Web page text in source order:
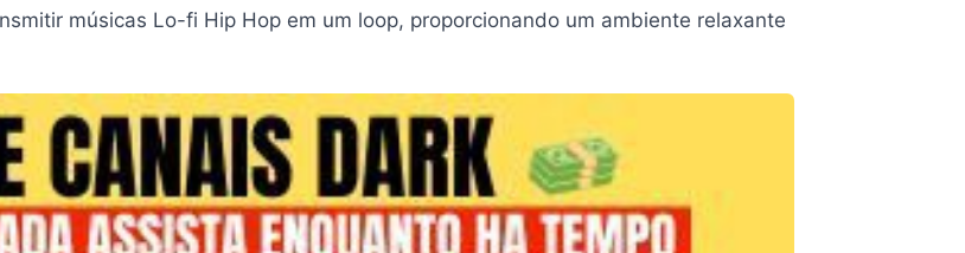
músicas Lo-fi Hip Hop em um loop, proporcionando um ambiente relaxante